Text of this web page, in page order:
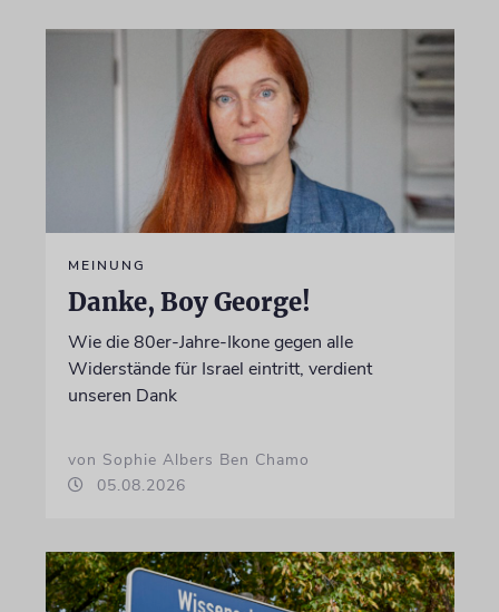
MEINUNG
Danke, Boy George!
Wie die 80er-Jahre-Ikone gegen alle
Widerstände für Israel eintritt, verdient
unseren Dank
von Sophie Albers Ben Chamo
05.08.2026